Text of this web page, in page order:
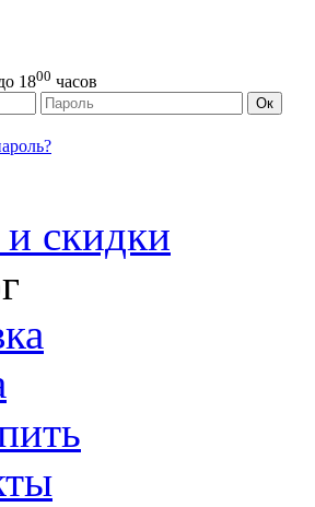
1800 часов
д. 16, стр. 1 Ок
скидки